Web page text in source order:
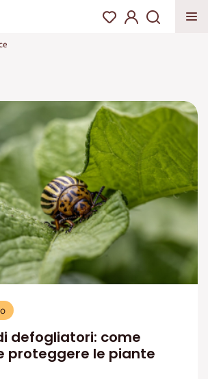
defogliatori: come
proteggere le piante